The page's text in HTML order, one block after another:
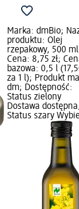
Marka: dmBio;
produktu: Olej
rzepakowy, 500
Cena: 8,75 zł;
bazowa: 0,5 l
za 1 l); Produkt
dm; Dostępność:
Status zielony
Dostawa
Status szary